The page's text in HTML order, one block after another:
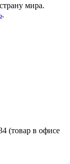
мира.
.
(товар в офисе